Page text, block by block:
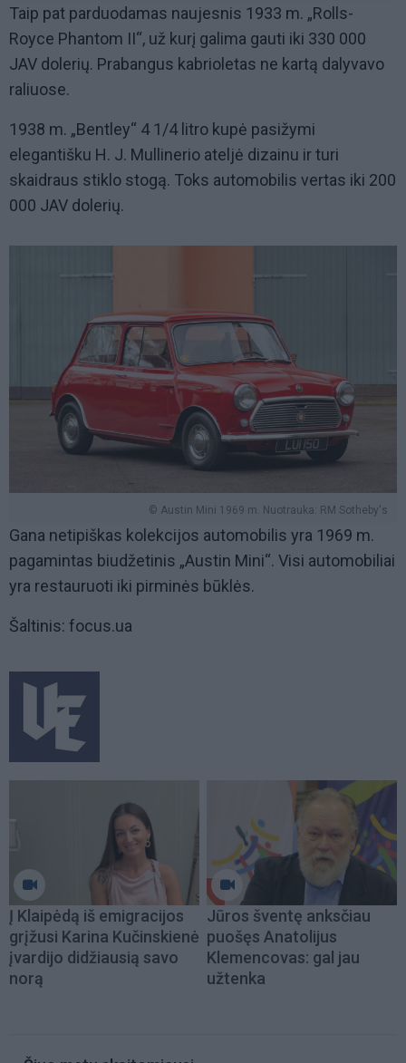
Taip pat parduodamas naujesnis 1933 m. „Rolls-
Royce Phantom II“, už kurį galima gauti iki 330 000
JAV dolerių. Prabangus kabrioletas ne kartą dalyvavo
raliuose.
1938 m. „Bentley“ 4 1/4 litro kupė pasižymi
elegantišku H. J. Mullinerio ateljė dizainu ir turi
skaidraus stiklo stogą. Toks automobilis vertas iki 200
000 JAV dolerių.
© Austin Mini 1969 m. Nuotrauka: RM Sotheby's
Gana netipiškas kolekcijos automobilis yra 1969 m.
pagamintas biudžetinis „Austin Mini“. Visi automobiliai
yra restauruoti iki pirminės būklės.
Šaltinis: focus.ua
Į Klaipėdą iš emigracijos
grįžusi Karina Kučinskienė
įvardijo didžiausią savo
norą
Jūros šventę anksčiau
puošęs Anatolijus
Klemencovas: gal jau
užtenka